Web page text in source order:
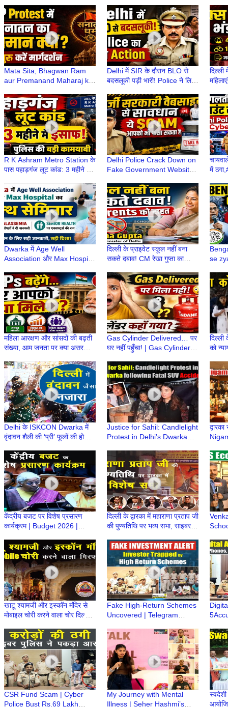
Mata Sita, Bhagwan Ram
aur Premanand Maharaj ka
था?
Delhi में SIR के दौरान BLO से
बदसलूकी पड़ी भारी! Police ने लिया
R K Ashram Metro Station के
पास पहाड़गंज लूट कांड: 3 महीने में
Delhi Police Crack Down on
Fake Government Website
#OfficialVersion
में
Dwarka में Age Well
Association और Max Hospital
और Senior Health पर विशेषज्ञों ने
दी जानकारी
दिल्ली के प्राइवेट स्कूल नहीं बना
सकते दबाव! CM रेखा गुप्ता का
se
महिला आरक्षण और सांसदों की बढ़ती
संख्या, आम जनता पर क्या असर
कमलजीत सहरावत
Gas Cylinder Delivered… पर
घर नहीं पहुँचा! | Gas Cylinder
Cylinder
को
Delhi के ISKCON Dwarka में
वृंदावन शैली की ‘प्री’ फूलों की होली |
आयोजन
Justice for Sahil: Candlelight
Protest in Delhi’s Dwarka
| Dwarka Delhi
केंद्रीय बजट पर विशेष प्रसारण
कार्यक्रम | Budget 2026 |
Budget 2026 Update
दिल्ली के द्वारका में महाराणा प्रताप जी
की पुण्यतिथि पर भव्य सभा, साइबर
खाटू श्यामजी और इस्कॉन मंदिर से
मोबाइल चोरी करने वाला चोर दिल्ली में
Fake High-Return Schemes
Uncovered | Telegram
Exposed | Nidhin Valsan IPS
IPS
CSR Fund Scam | Cyber
Police Bust Rs.69 Lakh
My Journey with Mental
Illness | Seher Hashmi’s
स्वदेशी